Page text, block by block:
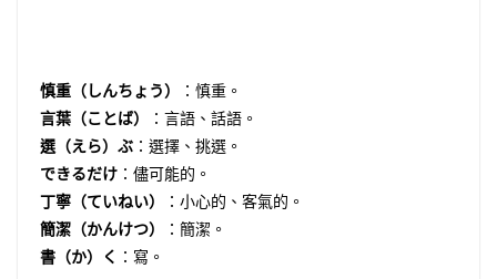
慎重（しんちょう）
：慎重。
言葉（ことば）
：言語、話語。
選（えら）ぶ ：選擇、挑選。
できるだけ ：儘可能的。
丁寧（ていねい）
：小心的、客氣的。
簡潔（かんけつ）
：簡潔。
書（か）く ：寫。